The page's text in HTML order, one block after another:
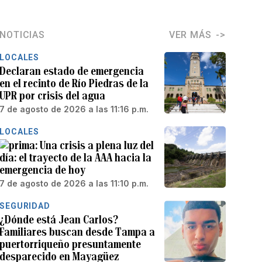
NOTICIAS VER MÁS
LOCALES
Declaran estado de emergencia
en el recinto de Río Piedras de la
UPR por crisis del agua
7 de agosto de 2026 a las 11:16 p.m.
LOCALES
Una crisis a plena luz del
día: el trayecto de la AAA hacia la
emergencia de hoy
7 de agosto de 2026 a las 11:10 p.m.
SEGURIDAD
¿Dónde está Jean Carlos?
Familiares buscan desde Tampa a
puertorriqueño presuntamente
desparecido en Mayagüez